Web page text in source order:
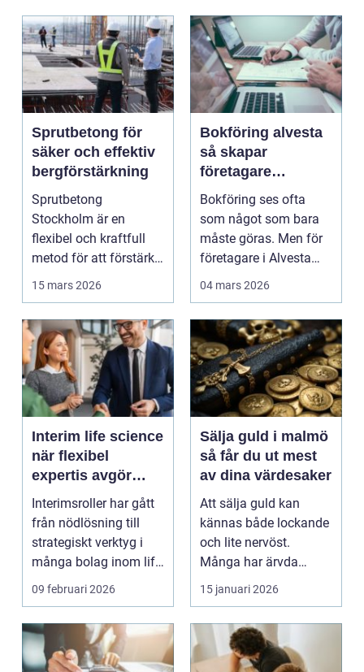
Sprutbetong för
säker och effektiv
bergförstärkning
Sprutbetong
Stockholm är en
flexibel och kraftfull
metod för att förstärka
berg,...
15 mars 2026
Bokföring alvesta
så skapar
företagare
trygghet och
kontroll i vardagen
Bokföring ses ofta
som något som bara
måste göras. Men för
företagare i Alvesta
kan en genomtänkt
04 mars 2026
Interim life science
när flexibel
expertis avgör
takten
Interimsroller har gått
från nödlösning till
strategiskt verktyg i
många bolag inom life
science. Nä...
09 februari 2026
Sälja guld i malmö
så får du ut mest
av dina värdesaker
Att sälja guld kan
kännas både lockande
och lite nervöst.
Många har ärvda
smycken, gamla
släktklenod...
15 januari 2026